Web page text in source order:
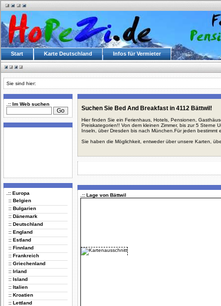
Start Karte Deutschland Infos für Vermieter
Sie sind hier:
.:: Im Web suchen
.:: Europa
:: Belgien
:: Bulgarien
:: Dänemark
:: Deutschland
:: England
:: Estland
:: Finnland
:: Frankreich
:: Griechenland
:: Irland
:: Island
:: Italien
:: Kroatien
:: Lettland
Suchen Sie Bed And Breakfast in 4112 Bättwil!
Hier finden Sie ein Ferienhaus, Hotels, Pensionen,
Preiskategorien!! Von dem kleinen Zimmer, bis zur 5 Sterne
Inseln, über Dresden bis nach München.Für jeden bestimmt
Sie haben die Möglichkeit, entweder über unsere Karten,
.:: Lage von Bättwil